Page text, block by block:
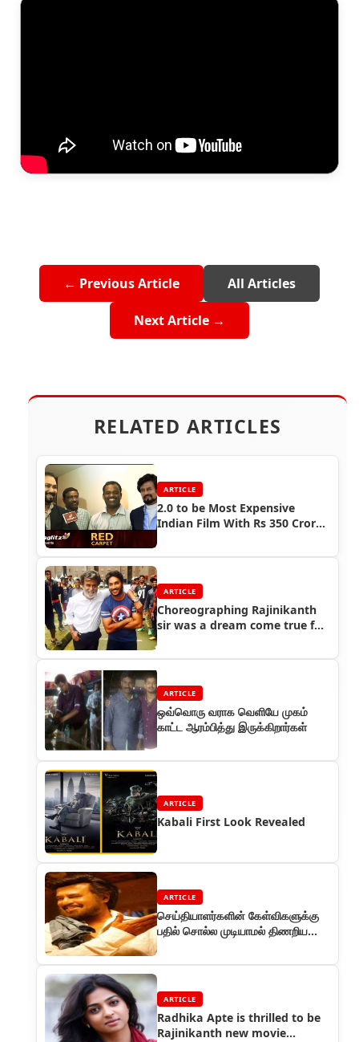
← Previous Article All Articles
Next Article →
RELATED ARTICLES
ARTICLE
2.0 to be Most Expensive
Indian Film With Rs 350 Crore
ARTICLE
Choreographing Rajinikanth
sir was a dream come true for
ARTICLE
ஒவ்வொரு வராக வெளியே முகம்
காட்ட ஆரம்பித்து இருக்கிறார்கள்
ARTICLE
Kabali First Look Revealed
ARTICLE
செய்தியாளர்களின் கேள்விகளுக்கு
பதில் சொல்ல முடியாமல் திணறிய
ARTICLE
Radhika Apte is thrilled to be
Rajinikanth new movie